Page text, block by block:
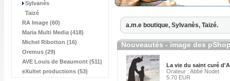
Sylvanès
Taizé
RA Image (60)
Maria Multi Media (418)
Michel Ribotton (16)
Oremus (29)
AVE Louis de Beaumont (511)
eXultet productions (53)
a.m.e boutique, Sylvanès, Taizé.
Nouveautés - image des
La vie du saint curé
Orateur : Abbé Nodet
5.70 EUR